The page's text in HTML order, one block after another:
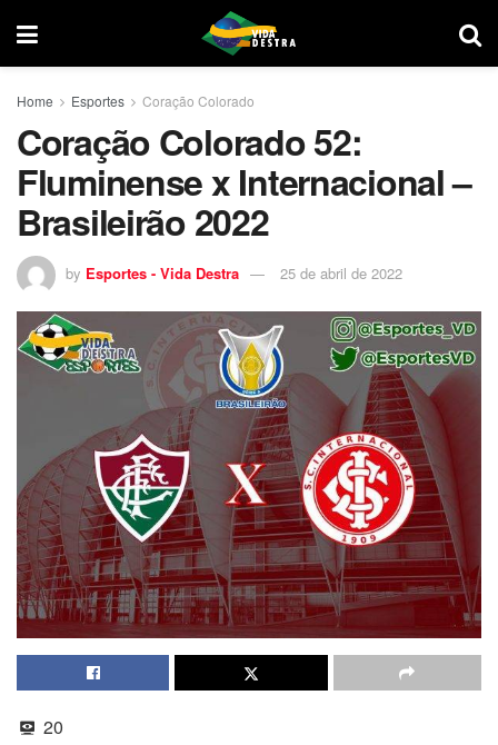
Home Esportes Coração Colorado
Coração Colorado 52:
Fluminense x Internacional –
Brasileirão 2022
by Esportes - Vida Destra 25 de abril de 2022
20